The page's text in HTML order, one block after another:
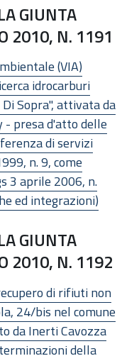
GIUNTA
2010, N. 1191
(VIA)
idrocarburi
Sopra", attivata da
- presa d'atto delle
di servizi
n. 9, come
3 aprile 2006, n.
ed integrazioni)
GIUNTA
2010, N. 1192
di rifiuti non
24/bis nel comune
da Inerti Cavozza
della